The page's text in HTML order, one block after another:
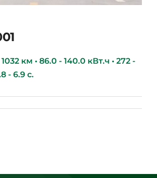
Zeekr 001
км • 86.0 - 140.0 кВт.ч • 272 -
- 6.9 с.